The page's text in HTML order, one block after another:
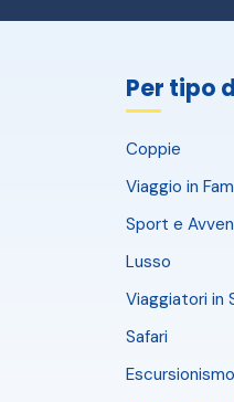
Per tipo
Coppie
Viaggio in
Sport e
Lusso
Viaggiatori in
Safari